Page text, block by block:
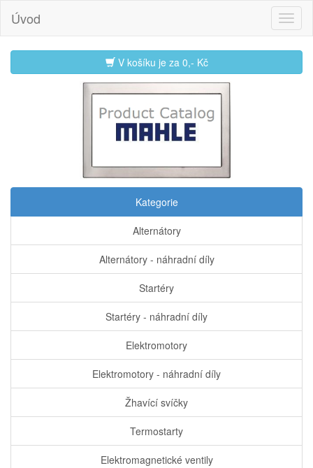
Úvod
V košíku je za 0,- Kč
Kategorie
Alternátory
Alternátory - náhradní díly
Startéry
Startéry - náhradní díly
Elektromotory
Elektromotory - náhradní díly
Žhavící svíčky
Termostarty
Elektromagnetické ventily